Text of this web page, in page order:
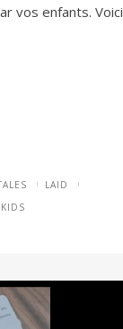
vos enfants. Voici
LAID